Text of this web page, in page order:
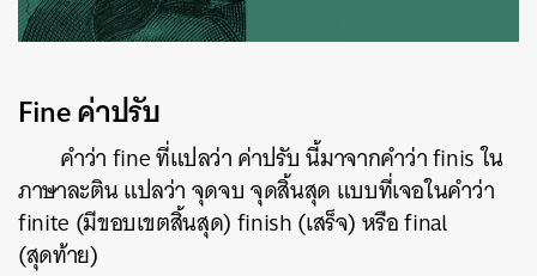
Fineค่าปรับ
คำว่าfineที่แปลว่า ค่าปรับ นี้มาจากคำว่าfinisใน
ภาษาละติน แปลว่า จุดจบ จุดสิ้นสุด แบบที่เจอในคำว่า
finite (มีขอบเขตสิ้นสุด)finish(เสร็จ)หรือfinal
(สุดท้าย)